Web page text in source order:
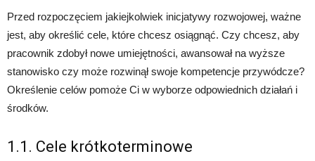
Przed rozpoczęciem jakiejkolwiek inicjatywy rozwojowej, ważne
jest, aby określić cele, które chcesz osiągnąć. Czy chcesz, aby
pracownik zdobył nowe umiejętności, awansował na wyższe
stanowisko czy może rozwinął swoje kompetencje przywódcze?
Określenie celów pomoże Ci w wyborze odpowiednich działań i
środków.
1.1. Cele krótkoterminowe